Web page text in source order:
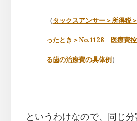
（タックスアンサー＞所得税
ったとき＞No.1128 医療費
る歯の治療費の具体例）
というわけなので、同じ